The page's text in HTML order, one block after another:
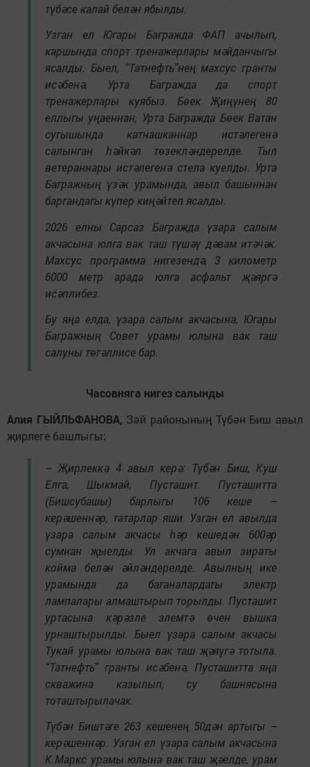
түбәсе калай белән ябылды.
Узган ел Югары Багражда ФАП ачылып,
каршында спорт тренажерлары мәйданчыгы
ясалды. Быел, “Татнефть”нең махсус гранты
исәбенә, Урта Багражда да спорт
тренажерлары куябыз. Бөек Җиңүнең 80
еллыгы уңаеннан, Урта Багражда Бөек Ватан
сугышында катнашканнар истәлегенә
салынган һәйкәл төзекләндерелде. Тыл
ветераннары истәлегенә стела куелды. Урта
Багражның үзәк урамында, авыл башыннан
баргандагы күпер киңәйтеп ясалды.
2026 елны Сарсаз Багражда үзара салым
акчасына юлга вак таш түшәү дәвам итәчәк.
Махсус программа нигезендә, 3 километр
6000 метр арада юлга асфальт җәяргә
исәплибез.
Бу яңа елда, үзара салым акчасына, Югары
Багражның Совет урамы юлына вак таш
салуны төгәллисе бар.
Часовняга нигез салынды
Алия ГЫЙЛЬФАНОВА, Зәй районының Түбән Биш авыл
җирлеге башлыгы:
– Җирлеккә 4 авыл керә: Түбән Биш, Куш
Елга, Шыкмай, Пусташит. Пусташитта
(Бишсубашы) барлыгы 106 кеше –
керәшеннәр, татарлар яши. Узган ел авылда
үзара салым акчасы һәр кешедән 600әр
сумнан җыелды. Ул акчага авыл зираты
койма белән әйләндерелде. Авылның ике
урамында да баганалардагы электр
лампалары алмаштырып торылды. Пусташит
уртасына кәрәзле элемтә өчен вышка
урнаштырылды. Быел үзара салым акчасы
Тукай урамы юлына вак таш җәяүгә тотыла.
“Татнефть” гранты исәбенә, Пусташитта яңа
скважина казылып, су башнясына
тоташтырылачак.
Түбән Биштәге 263 кешенең 50дән артыгы –
керәшеннәр. Узган ел үзара салым акчасына
К.Маркс урамы юлына вак таш җәелде, урам